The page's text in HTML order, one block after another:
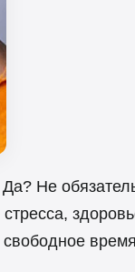
Не